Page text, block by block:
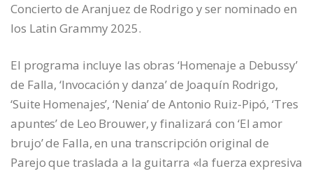
Concierto de Aranjuez de Rodrigo y ser nominado en
los Latin Grammy 2025.
El programa incluye las obras ‘Homenaje a Debussy’
de Falla, ‘Invocación y danza’ de Joaquín Rodrigo,
‘Suite Homenajes’, ‘Nenia’ de Antonio Ruiz-Pipó, ‘Tres
apuntes’ de Leo Brouwer, y finalizará con ‘El amor
brujo’ de Falla, en una transcripción original de
Parejo que traslada a la guitarra «la fuerza expresiva